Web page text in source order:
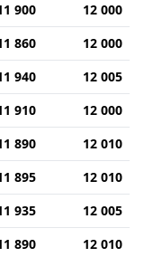
900
12 000
860
12 000
940
12 005
910
12 000
890
12 010
895
12 010
935
12 005
890
12 010